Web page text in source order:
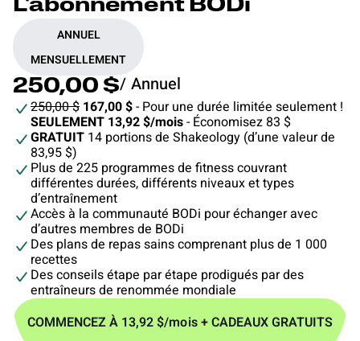
L'abonnement BODi
ANNUEL
MENSUELLEMENT
250,00 $/ Annuel
250,00 $ 167,00 $- Pour une durée limitée seulement !
SEULEMENT 13,92 $/mois- Économisez 83 $
GRATUIT 14 portions de Shakeology (d’une valeur de
83,95 $)
Plus de 225 programmes de fitness couvrant
différentes durées, différents niveaux et types
d’entraînement
Accès à la communauté BODi pour échanger avec
d’autres membres de BODi
Des plans de repas sains comprenant plus de 1 000
recettes
Des conseils étape par étape prodigués par des
entraîneurs de renommée mondiale
COMMENCEZ À 13,92 $/mois + CADEAUX GRATUITS